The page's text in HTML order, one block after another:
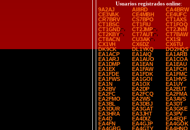
Usuarios registrados online:
9A2AJ
AI8RD
CA4BRW
CE3VAK
CE4MBH
CE4UFC
CR7BRV
CS7BPO
CT1AXS
CT1BSC
CT1FIU
CT1FOQ
CT1GND
CT2JMP
CT2JNM
CT2KBY
CT7AUT
CT7BAW
CT8ACN
CU3AK
CX1SI
CX1VH
CX6DZ
CX6TU
DK9CK
DL1YKQ
DO2HQS
EA1ACP
EA1AIQ
EA1ARB
EA1ARJ
EA1AUO
EA1COA
EA1DMP
EA1EAN
EA1EAU
EA1EX
EA1FAW
EA1FCH
EA1FDE
EA1FDK
EA1FMC
EA1FWS
EA1GOI
EA1HVS
EA1N
EA1OX
EA1UY
EA2BV
EA2DP
EA2EUT
EA2FC
EA2FCQ
EA2FMA
EA2FMO
EA2WS
EA3AVS
EA3BL
EA3DBJ
EA3DT
EA3DUR
EA3GAT
EA3GKE
EA3HRA
EA3JHT
EA3PV
EA4D
EA4DIZ
EA4EQF
EA4FN
EA4GJP
EA4GOK
EA4GRG
EA4GTY
EA4HNO